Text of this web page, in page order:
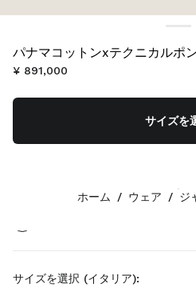
パナマコットンxテクニカルポ
¥ 891,000
サイズを
クレイ／ネイビー
サイズを選択 (イタリア):
ホーム / ウェア / ジ
お問い合わせ